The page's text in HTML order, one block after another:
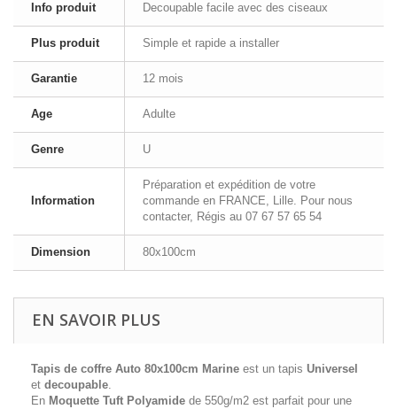
Info produit Decoupable facile avec des ciseaux
Plus produit Simple et rapide a installer
Garantie 12 mois
Age Adulte
Genre U
Information
Préparation et expédition de votre
commande en FRANCE, Lille. Pour nous
contacter, Régis au 07 67 57 65 54
Dimension 80x100cm
EN SAVOIR PLUS
Tapis de coffre Auto 80x100cm Marine est un tapis Universel
et decoupable.
En Moquette Tuft Polyamide de 550g/m2 est parfait pour une